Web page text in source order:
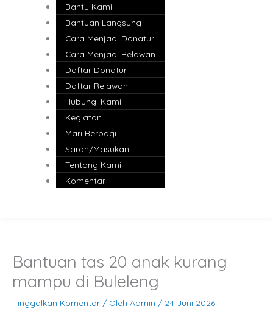
Bantu Kami
Bantuan Langsung
Cara Menjadi Donatur
Cara Menjadi Relawan
Daftar Donatur
Daftar Relawan
Hubungi Kami
Kegiatan
Mari Berbagi
Saran/Masukan
Tentang Kami
Komentar
Bantuan tas 20 anak kurang
mampu di Buleleng
Tinggalkan Komentar / Oleh Admin / 24 Juni 2026